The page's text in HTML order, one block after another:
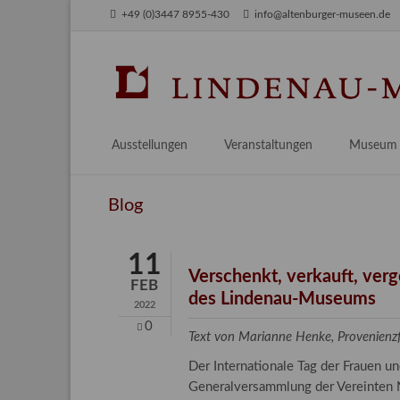
+49 (0)3447 8955-430 info@altenburger-museen.de
Ausstellungen
Aktuell
Veranstaltungen Museum
Digitales
Team
Blog
11
FEB
2022
0
Verschenkt, verkauft,
des Lindenau-Museums
Text von Marianne Henke,
Der Internationale Tag der Frauen
Generalversammlung der